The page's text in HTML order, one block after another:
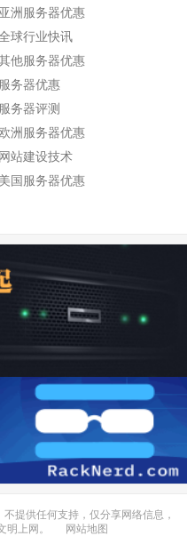
亚洲服务器优惠
球行业快讯
他服务器优惠
服务器优惠
服务器评测
欧洲服务器优惠
网站建设技术
美国服务器优惠
提供任何支持，仅分享网络信息，
明上网。
网站地图